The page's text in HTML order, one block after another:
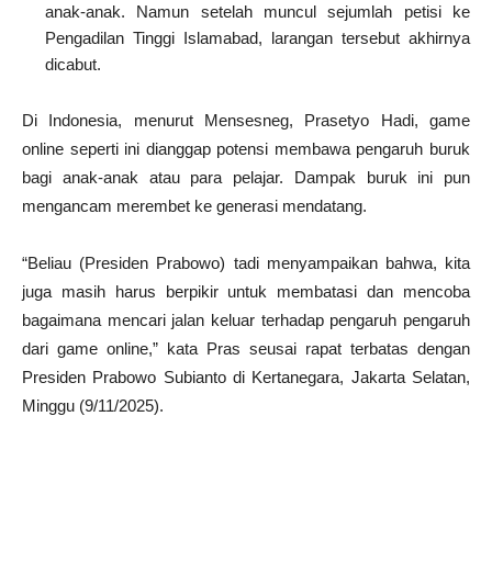
anak-anak. Namun setelah muncul sejumlah petisi ke
Pengadilan Tinggi Islamabad, larangan tersebut akhirnya
dicabut.
Di Indonesia, menurut Mensesneg, Prasetyo Hadi, game
online seperti ini dianggap potensi membawa pengaruh buruk
bagi anak-anak atau para pelajar. Dampak buruk ini pun
mengancam merembet ke generasi mendatang.
“Beliau (Presiden Prabowo) tadi menyampaikan bahwa, kita
juga masih harus berpikir untuk membatasi dan mencoba
bagaimana mencari jalan keluar terhadap pengaruh pengaruh
dari game online,” kata Pras seusai rapat terbatas dengan
Presiden Prabowo Subianto di Kertanegara, Jakarta Selatan,
Minggu (9/11/2025).